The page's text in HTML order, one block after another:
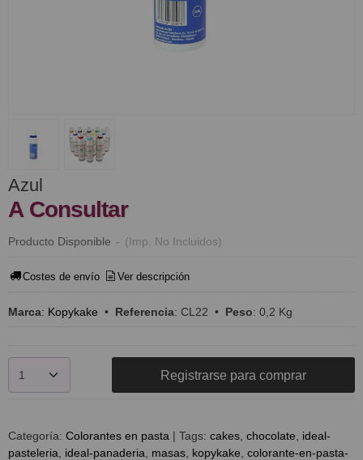
Azul
A Consultar
Producto Disponible - (Imp. No Incluidos)
Costes de envío Ver descripción
Marca: Kopykake • Referencia: CL22 • Peso: 0,2 Kg
Registrarse para comprar
Categoría: Colorantes en pasta | Tags: cakes chocolate
ideal-
pasteleria
ideal-panaderia masas kopykake colorante-en-pasta-